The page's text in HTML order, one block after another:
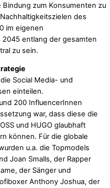
zum Konsumenten zu
des
im eigenen
entlang der gesamten
zu sein.
Social Media- und
einteilen.
200 InfluencerInnen
war, dass diese die
und HUGO glaubhaft
können. Für die globale
u.a. die Topmodels
Joan Smalls, der Rapper
der Sänger und
Anthony Joshua, der